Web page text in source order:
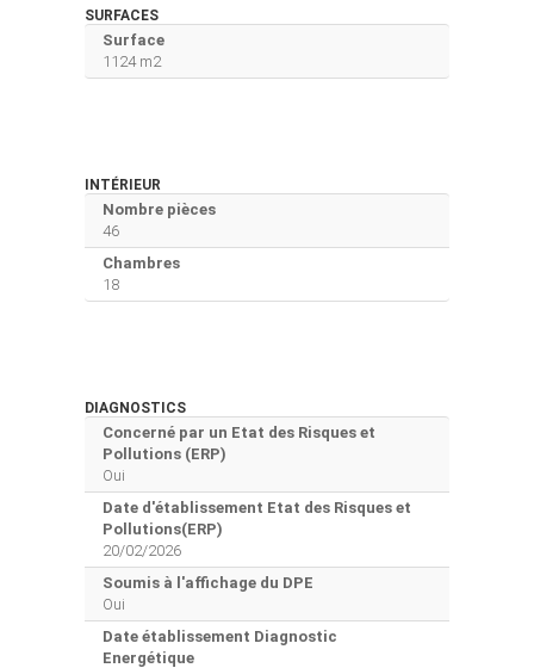
SURFACES
Surface
1124 m2
INTÉRIEUR
Nombre pièces
46
Chambres
18
DIAGNOSTICS
Concerné par un Etat des Risques et
Pollutions (ERP)
Oui
Date d'établissement Etat des Risques et
Pollutions(ERP)
20/02/2026
Soumis à l'affichage du DPE
Oui
Date établissement Diagnostic
Energétique